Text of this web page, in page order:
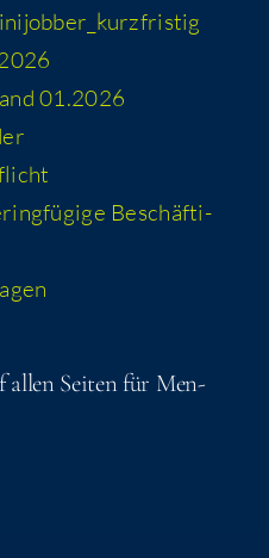
01.2026
Beschäf­ti­
allen Sei­ten für Men­